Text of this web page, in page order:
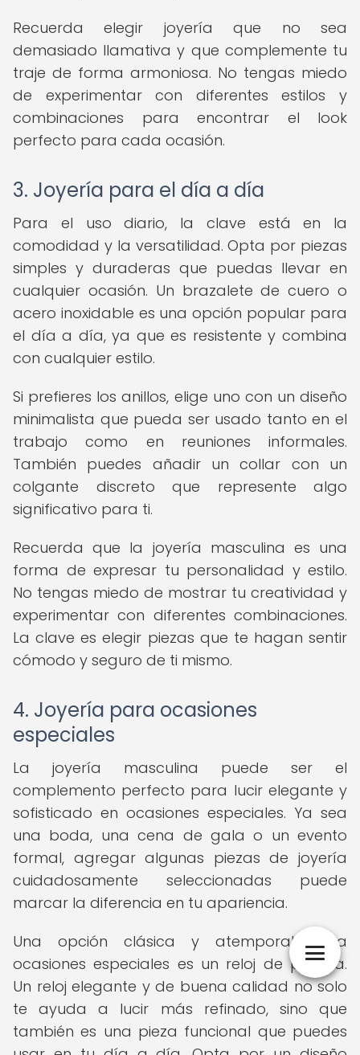
Recuerda elegir joyería que no sea
demasiado llamativa y que complemente tu
traje de forma armoniosa. No tengas miedo
de experimentar con diferentes estilos y
combinaciones para encontrar el look
perfecto para cada ocasión.
3. Joyería para el día a día
Para el uso diario, la clave está en la
comodidad y la versatilidad. Opta por piezas
simples y duraderas que puedas llevar en
cualquier ocasión. Un brazalete de cuero o
acero inoxidable es una opción popular para
el día a día, ya que es resistente y combina
con cualquier estilo.
Si prefieres los anillos, elige uno con un diseño
minimalista que pueda ser usado tanto en el
trabajo como en reuniones informales.
También puedes añadir un collar con un
colgante discreto que represente algo
significativo para ti.
Recuerda que la joyería masculina es una
forma de expresar tu personalidad y estilo.
No tengas miedo de mostrar tu creatividad y
experimentar con diferentes combinaciones.
La clave es elegir piezas que te hagan sentir
cómodo y seguro de ti mismo.
4. Joyería para ocasiones
especiales
La joyería masculina puede ser el
complemento perfecto para lucir elegante y
sofisticado en ocasiones especiales. Ya sea
una boda, una cena de gala o un evento
formal, agregar algunas piezas de joyería
cuidadosamente seleccionadas puede
marcar la diferencia en tu apariencia.
Una opción clásica y atemporal para
ocasiones especiales es un reloj de pulsera.
Un reloj elegante y de buena calidad no solo
te ayuda a lucir más refinado, sino que
también es una pieza funcional que puedes